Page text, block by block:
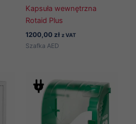
Kapsuła wewnętrzna
Rotaid Plus
1200,00 zł z VAT
Szafka AED